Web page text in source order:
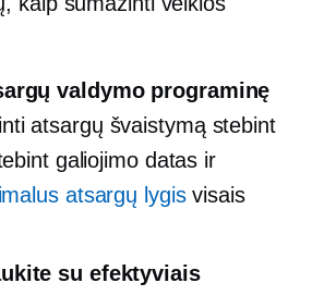
valdymo programinę
atsargų švaistymą stebint
galiojimo datas ir
atsargų lygisvisais
su efektyviais